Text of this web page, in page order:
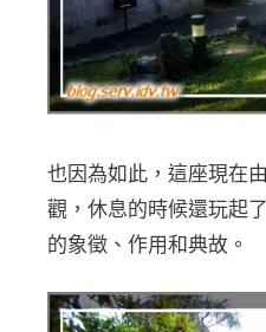
也因為如此，這座現在
觀，休息的時候還玩起
的象徵、作用和典故。